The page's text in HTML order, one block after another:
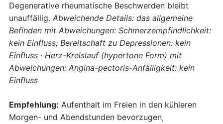
Degenerative rheumatische Beschwerden bleibt
unauffällig. Abweichende Details: das allgemeine
Befinden mit Abweichungen: Schmerzempfindlichkeit:
kein Einfluss; Bereitschaft zu Depressionen: kein
Einfluss · Herz-Kreislauf (hypertone Form) mit
Abweichungen: Angina-pectoris-Anfälligkeit: kein
Einfluss
Empfehlung: Aufenthalt im Freien in den kühleren
Morgen- und Abendstunden bevorzugen,